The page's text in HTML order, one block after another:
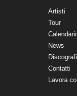
Artisti
Tour
News
Contatti
Lavora